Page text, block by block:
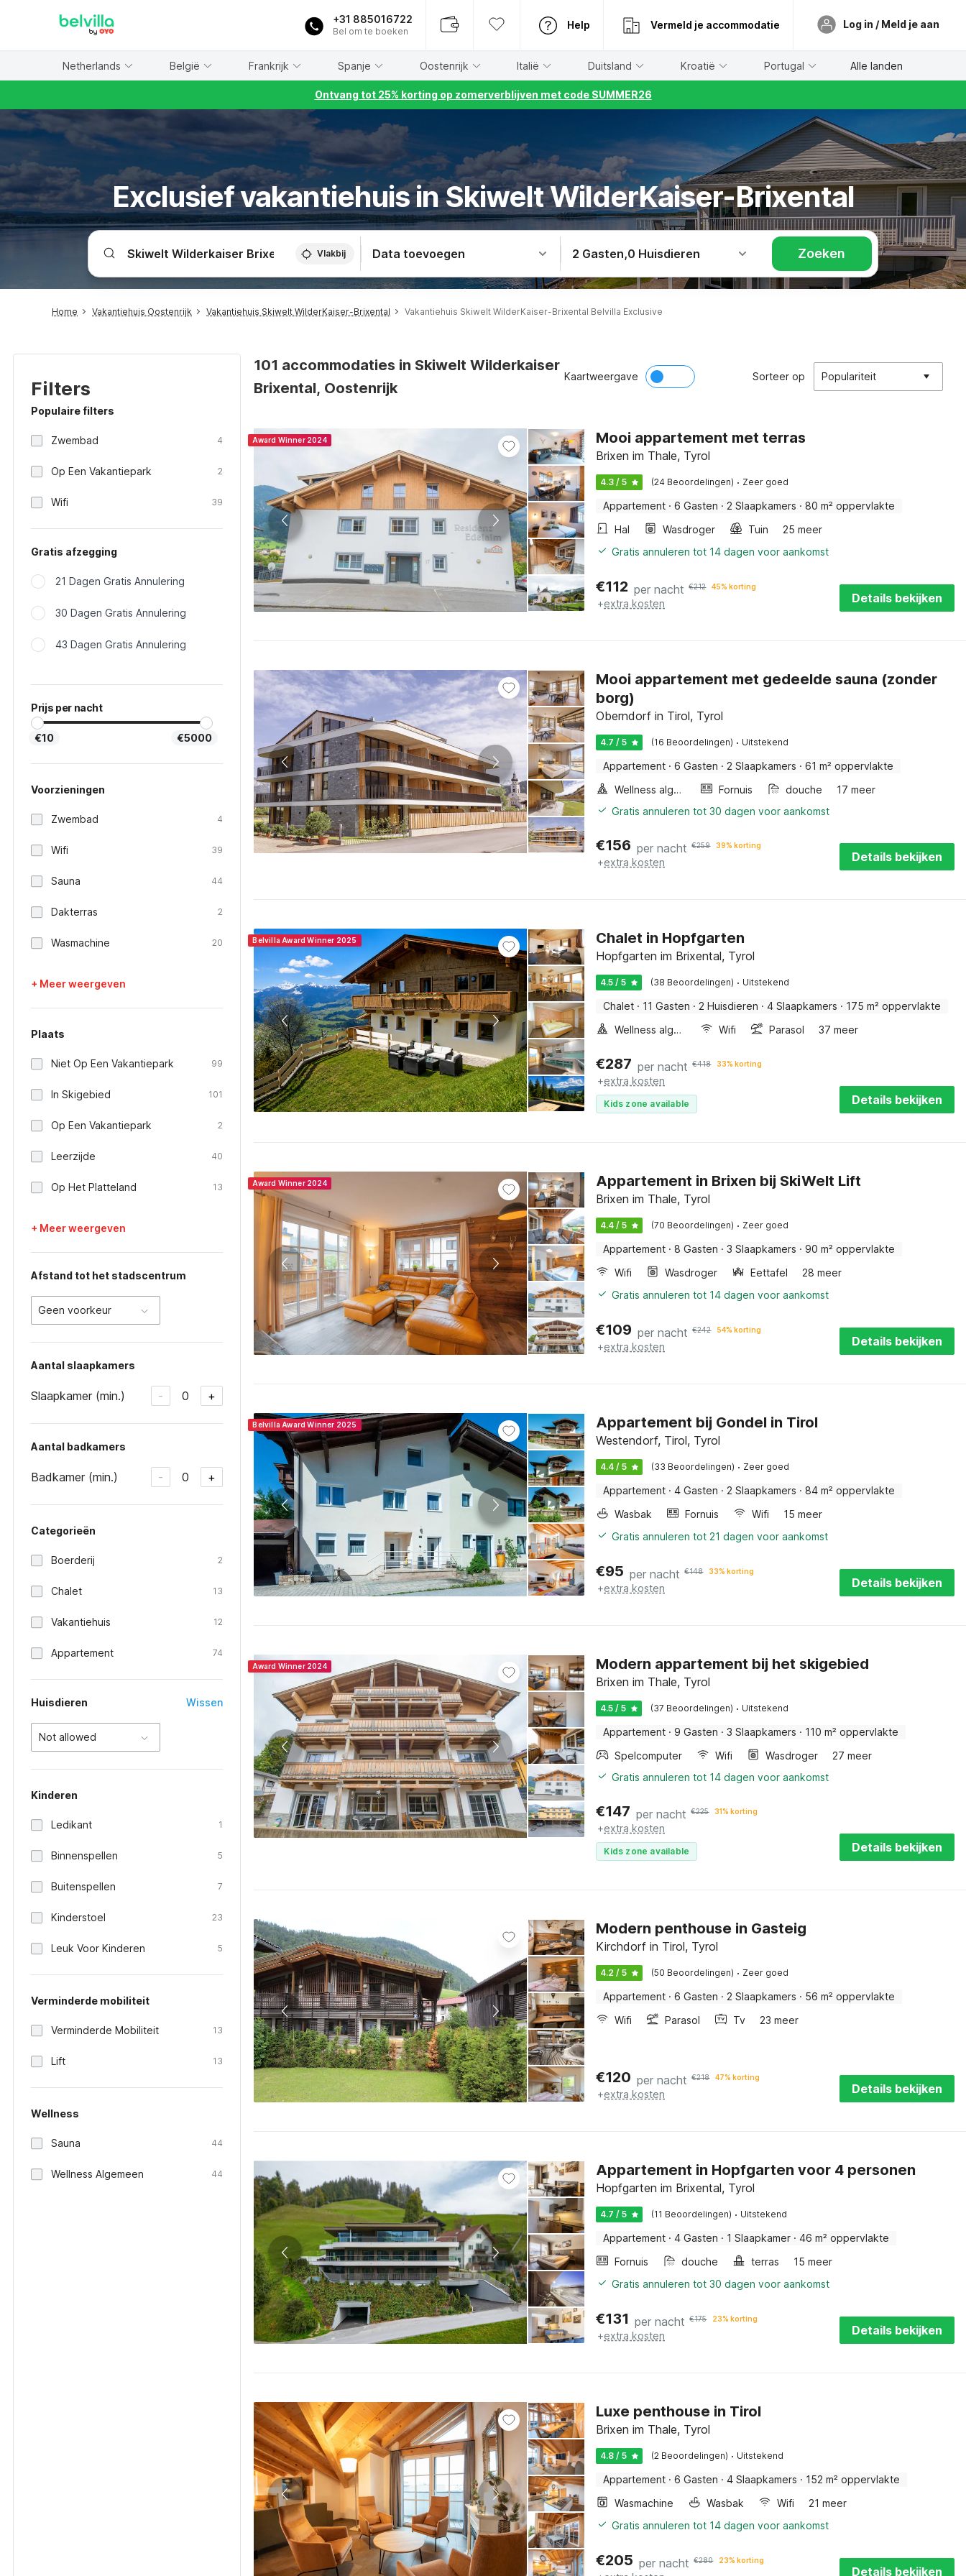
+31 885016722
Bel om te boeken
Help Vermeld je accommodatie Log in / Meld je aan
Netherlands België Frankrijk Spanje Oostenrijk Italië Duitsland Kroatië Portugal Alle landen
Ontvang tot 25% korting op zomerverblijven met code SUMMER26
Exclusief vakantiehuis in Skiwelt WilderKaiser-Brixental
Vlakbij Data toevoegen 2 Gasten,0 Huisdieren Zoeken
Home Vakantiehuis Oostenrijk Vakantiehuis Skiwelt WilderKaiser-Brixental Vakantiehuis Skiwelt WilderKaiser-Brixental Belvilla Exclusive
Filters
Populaire filters
Zwembad 4
Op Een Vakantiepark 2
Wifi 39
Gratis afzegging
21 Dagen Gratis Annulering
30 Dagen Gratis Annulering
43 Dagen Gratis Annulering
Prijs per nacht
€10 €5000
Voorzieningen
Zwembad 4
Wifi 39
Sauna 44
Dakterras 2
Wasmachine 20
+ Meer weergeven
Plaats
Niet Op Een Vakantiepark 99
In Skigebied 101
Op Een Vakantiepark 2
Leerzijde 40
Op Het Platteland 13
+ Meer weergeven
Afstand tot het stadscentrum
Geen voorkeur
Aantal slaapkamers
Slaapkamer (min.) - 0 +
Aantal badkamers
Badkamer (min.) - 0 +
Categorieën
Boerderij 2
Chalet 13
Vakantiehuis 12
Appartement 74
Huisdieren Wissen
Not allowed
Kinderen
Ledikant 1
Binnenspellen 5
Buitenspellen 7
Kinderstoel 23
Leuk Voor Kinderen 5
Verminderde mobiliteit
Verminderde Mobiliteit 13
Lift 13
Wellness
Sauna 44
Wellness Algemeen 44
101 accommodaties in Skiwelt Wilderkaiser
Brixental, Oostenrijk
Kaartweergave Sorteer op Populariteit
Award Winner 2024 Mooi appartement met terras
Brixen im Thale, Tyrol
4.3 / 5 (24 Beoordelingen) · Zeer goed
Appartement · 6 Gasten · 2 Slaapkamers · 80 m² oppervlakte
Hal
Wasdroger Tuin
25 meer
Gratis annuleren tot 14 dagen voor aankomst
€112 per nacht €212 45% korting
+extra kosten Details bekijken
Mooi appartement met gedeelde sauna (zonder
borg)
Oberndorf in Tirol, Tyrol
4.7 / 5 (16 Beoordelingen) · Uitstekend
Appartement · 6 Gasten · 2 Slaapkamers · 61 m² oppervlakte
Wellness algemeen
Fornuis douche
17 meer
Gratis annuleren tot 30 dagen voor aankomst
€156 per nacht €259 39% korting
+extra kosten Details bekijken
Belvilla Award Winner 2025 Chalet in Hopfgarten
Hopfgarten im Brixental, Tyrol
4.5 / 5 (38 Beoordelingen) · Uitstekend
Chalet · 11 Gasten · 2 Huisdieren · 4 Slaapkamers · 175 m² oppervlakte
Wellness algemeen
Wifi Parasol 37 meer
€287 per nacht €418 33% korting
+extra kosten
Kids zone available Details bekijken
Award Winner 2024 Appartement in Brixen bij SkiWelt Lift
Brixen im Thale, Tyrol
4.4 / 5 (70 Beoordelingen) · Zeer goed
Appartement · 8 Gasten · 3 Slaapkamers · 90 m² oppervlakte
Wifi
Wasdroger Eettafel
28 meer
Gratis annuleren tot 14 dagen voor aankomst
€109 per nacht €242 54% korting
+extra kosten Details bekijken
Belvilla Award Winner 2025 Appartement bij Gondel in Tirol
Westendorf, Tirol, Tyrol
4.4 / 5 (33 Beoordelingen) · Zeer goed
Appartement · 4 Gasten · 2 Slaapkamers · 84 m² oppervlakte
Wasbak
Fornuis Wifi
15 meer
Gratis annuleren tot 21 dagen voor aankomst
€95 per nacht €148 33% korting
+extra kosten Details bekijken
Award Winner 2024 Modern appartement bij het skigebied
Brixen im Thale, Tyrol
4.5 / 5 (37 Beoordelingen) · Uitstekend
Appartement · 9 Gasten · 3 Slaapkamers · 110 m² oppervlakte
Spelcomputer
Wifi Wasdroger
27 meer
Gratis annuleren tot 14 dagen voor aankomst
€147 per nacht €225 31% korting
+extra kosten
Kids zone available Details bekijken
Modern penthouse in Gasteig
Kirchdorf in Tirol, Tyrol
4.2 / 5 (50 Beoordelingen) · Zeer goed
Appartement · 6 Gasten · 2 Slaapkamers · 56 m² oppervlakte
Wifi
Parasol Tv 23 meer
€120 per nacht €218 47% korting
+extra kosten Details bekijken
Appartement in Hopfgarten voor 4 personen
Hopfgarten im Brixental, Tyrol
4.7 / 5 (11 Beoordelingen) · Uitstekend
Appartement · 4 Gasten · 1 Slaapkamer · 46 m² oppervlakte
Fornuis
douche terras
15 meer
Gratis annuleren tot 30 dagen voor aankomst
€131 per nacht €175 23% korting
+extra kosten Details bekijken
Luxe penthouse in Tirol
Brixen im Thale, Tyrol
4.8 / 5 (2 Beoordelingen) · Uitstekend
Appartement · 6 Gasten · 4 Slaapkamers · 152 m² oppervlakte
Wasmachine
Wasbak Wifi
21 meer
Gratis annuleren tot 14 dagen voor aankomst
€205 per nacht €280 23% korting
Details bekijken